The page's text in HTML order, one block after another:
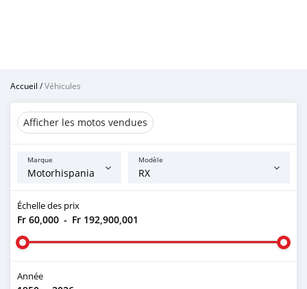
Accueil /Véhicules
Afficher les motos vendues
Marque Modèle
Échelle des prix
Fr 60,000 - Fr 192,900,001
Année